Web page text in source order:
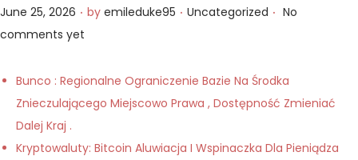
P
o
t
o
June 25, 2026 . by emileduke95 . P
t
e
Uncategorized . No
comments yet
Bunco : Regionalne Ograniczenie Bazie Na Środka
Znieczulającego Miejscowo Prawa , Dostępność Zmieniać
Dalej Kraj .
Kryptowaluty: Bitcoin Aluwiacja I Wspinaczka Dla Pieniądza